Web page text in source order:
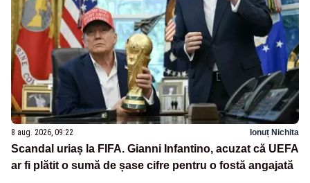
8 aug. 2026, 09:22 Ionuț Nichita
Scandal uriaș la FIFA. Gianni Infantino, acuzat că UEFA
ar fi plătit o sumă de șase cifre pentru o fostă angajată